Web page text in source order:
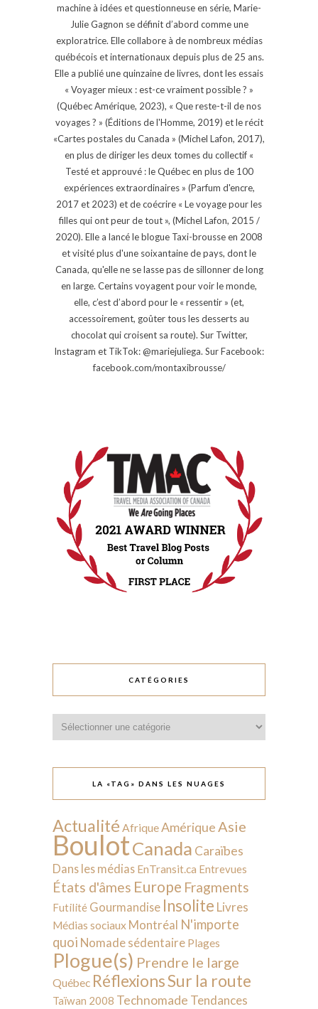
machine à idées et questionneuse en série, Marie-
Julie Gagnon se définit d’abord comme une
exploratrice. Elle collabore à de nombreux médias
québécois et internationaux depuis plus de 25 ans.
Elle a publié une quinzaine de livres, dont les essais
« Voyager mieux : est-ce vraiment possible ? »
(Québec Amérique, 2023), « Que reste-t-il de nos
voyages ? » (Éditions de l'Homme, 2019) et le récit
«Cartes postales du Canada » (Michel Lafon, 2017),
en plus de diriger les deux tomes du collectif «
Testé et approuvé : le Québec en plus de 100
expériences extraordinaires » (Parfum d'encre,
2017 et 2023) et de coécrire « Le voyage pour les
filles qui ont peur de tout », (Michel Lafon, 2015 /
2020). Elle a lancé le blogue Taxi-brousse en 2008
et visité plus d'une soixantaine de pays, dont le
Canada, qu'elle ne se lasse pas de sillonner de long
en large. Certains voyagent pour voir le monde,
elle, c’est d’abord pour le « ressentir » (et,
accessoirement, goûter tous les desserts au
chocolat qui croisent sa route). Sur Twitter,
Instagram et TikTok: @mariejuliega. Sur Facebook:
facebook.com/montaxibrousse/
CATÉGORIES
LA «TAG» DANS LES NUAGES
Actualité AfriqueAmérique Asie
BoulotCanada Caraïbes
Dans les médias EnTransit.ca Entrevues
États d'âmes Europe Fragments
Futilité Gourmandise Insolite Livres
Médias sociaux Montréal N'importe
quoi Nomade sédentaire Plages
Plogue(s) Prendre le large
Québec RéflexionsSur la route
Taïwan 2008 Technomade Tendances